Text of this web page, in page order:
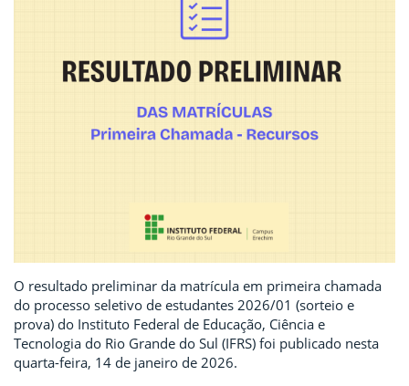
O resultado preliminar da matrícula em primeira chamada
do processo seletivo de estudantes 2026/01 (sorteio e
prova) do Instituto Federal de Educação, Ciência e
Tecnologia do Rio Grande do Sul (IFRS) foi publicado nesta
quarta-feira, 14 de janeiro de 2026.